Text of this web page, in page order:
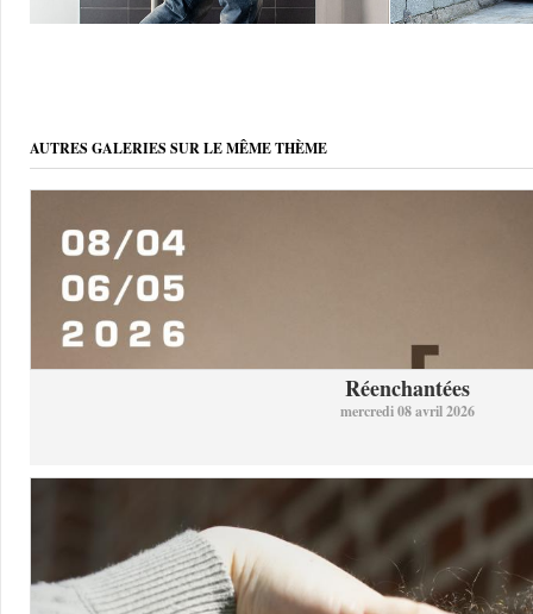
AUTRES GALERIES SUR LE MÊME THÈME
Réenchantées
mercredi 08 avril 2026